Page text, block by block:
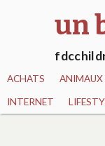
un
ACHATS ANIMAUX
INTERNET